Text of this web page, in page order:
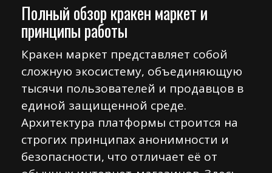
Полный обзор кракен маркет и
принципы работы
Кракен маркет представляет собой
сложную экосистему, объединяющую
тысячи пользователей и продавцов в
единой защищенной среде.
Архитектура платформы строится на
строгих принципах анонимности и
безопасности, что отличает её от